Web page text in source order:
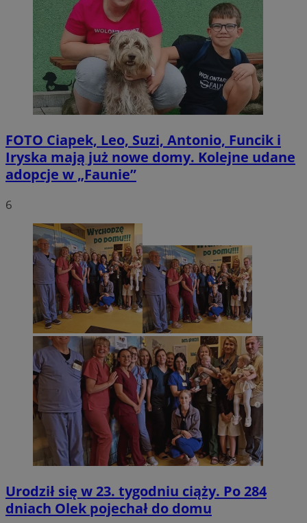
FOTO Ciapek, Leo, Suzi, Antonio, Funcik i
Iryska mają już nowe domy. Kolejne udane
adopcje w „Faunie”
6
Urodził się w 23. tygodniu ciąży. Po 284
dniach Olek pojechał do domu